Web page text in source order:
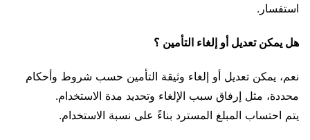
استفسار.
هل يمكن تعديل أو إلغاء التأمين ؟
نعم، يمكن تعديل أو إلغاء وثيقة التأمين حسب شروط وأحكام
محددة، مثل إرفاق سبب الإلغاء وتحديد مدة الاستخدام.
يتم احتساب المبلغ المسترد بناءً على نسبة الاستخدام.